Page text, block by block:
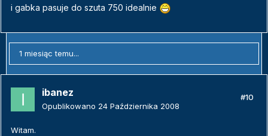
i gabka pasuje do szuta 750 idealnie
1 miesiąc temu...
ibanez
Opublikowano 24 Października 2008
#10
Witam.